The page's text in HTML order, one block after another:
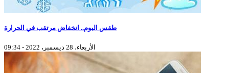
طقس اليوم.. انخفاض مرتقب في الحرارة
الأربعاء، 28 ديسمبر، 2022 - 09:34